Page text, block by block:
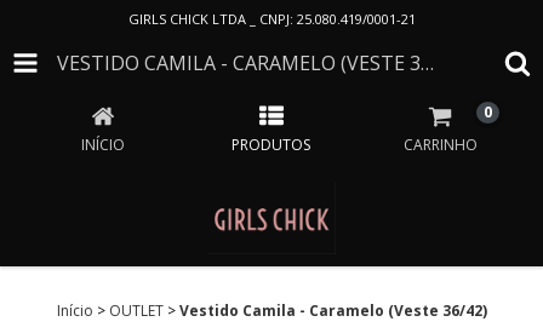
GIRLS CHICK LTDA _ CNPJ: 25.080.419/0001-21
VESTIDO CAMILA - CARAMELO (VESTE 36/42)
INÍCIO PRODUTOS CARRINHO
0
Início > OUTLET > Vestido Camila - Caramelo (Veste 36/42)